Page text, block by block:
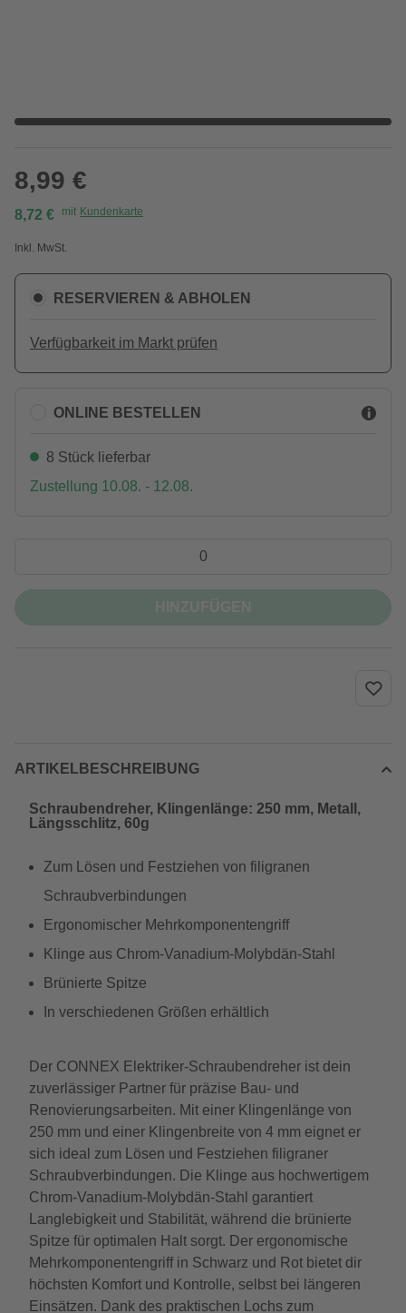
8,99 €
8,72 € mit Kundenkarte
Inkl. MwSt.
RESERVIEREN & ABHOLEN
Verfügbarkeit im Markt prüfen
ONLINE BESTELLEN
8 Stück lieferbar
Zustellung 10.08. - 12.08.
ARTIKELBESCHREIBUNG
Schraubendreher, Klingenlänge: 250 mm, Metall,
Längsschlitz, 60g
Zum Lösen und Festziehen von filigranen
Schraubverbindungen
Ergonomischer Mehrkomponentengriff
Klinge aus Chrom-Vanadium-Molybdän-Stahl
Brünierte Spitze
In verschiedenen Größen erhältlich
Der CONNEX Elektriker-Schraubendreher ist dein
zuverlässiger Partner für präzise Bau- und
Renovierungsarbeiten. Mit einer Klingenlänge von
250 mm und einer Klingenbreite von 4 mm eignet er
sich ideal zum Lösen und Festziehen filigraner
Schraubverbindungen. Die Klinge aus hochwertigem
Chrom-Vanadium-Molybdän-Stahl garantiert
Langlebigkeit und Stabilität, während die brünierte
Spitze für optimalen Halt sorgt. Der ergonomische
Mehrkomponentengriff in Schwarz und Rot bietet dir
höchsten Komfort und Kontrolle, selbst bei längeren
Einsätzen. Dank des praktischen Lochs zum